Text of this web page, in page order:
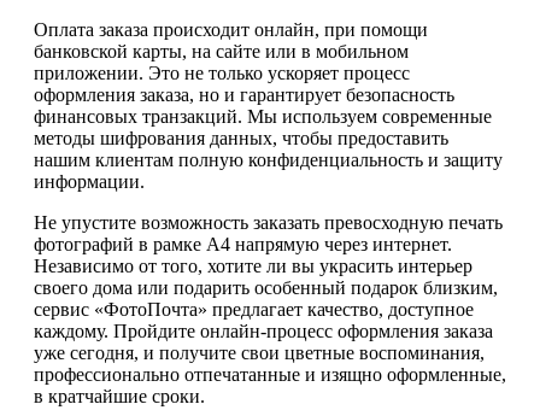
Оплата заказа происходит онлайн, при помощи
банковской карты, на сайте или в мобильном
приложении. Это не только ускоряет процесс
оформления заказа, но и гарантирует безопасность
финансовых транзакций. Мы используем современные
методы шифрования данных, чтобы предоставить
нашим клиентам полную конфиденциальность и защиту
информации.
Не упустите возможность заказать превосходную печать
фотографий в рамке А4 напрямую через интернет.
Независимо от того, хотите ли вы украсить интерьер
своего дома или подарить особенный подарок близким,
сервис «ФотоПочта» предлагает качество, доступное
каждому. Пройдите онлайн-процесс оформления заказа
уже сегодня, и получите свои цветные воспоминания,
профессионально отпечатанные и изящно оформленные,
в кратчайшие сроки.